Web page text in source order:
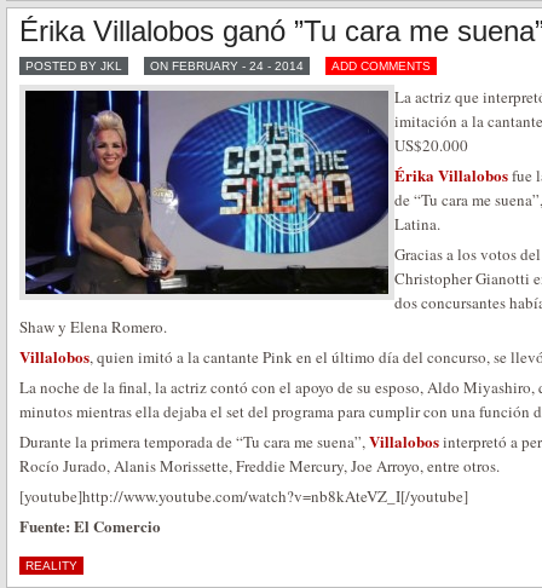
Érika Villalobos ganó ”Tu cara me
POSTED BY JKL ON FEBRUARY - 24 - 2014 ADD COMMENTS
La actriz que
imitación a la
US$20.000
Érika Villalobosfue
de “Tu cara me
Latina.
Gracias a los votos
Christopher Gianotti
dos concursantes
Shaw y Elena Romero.
Villalobos, quien imitó a la cantante Pink en el último día del concurso, se
La noche de la final, la actriz contó con el apoyo de su esposo, Aldo
minutos mientras ella dejaba el set del programa para cumplir con una función
Durante la primera temporada de “Tu cara me suena”,Villalobosinterpretó a
Rocío Jurado, Alanis Morissette, Freddie Mercury, Joe Arroyo, entre otros.
[youtube]http://www.youtube.com/watch?v=nb8kAteVZ_I[/youtube]
Fuente: El Comercio
REALITY